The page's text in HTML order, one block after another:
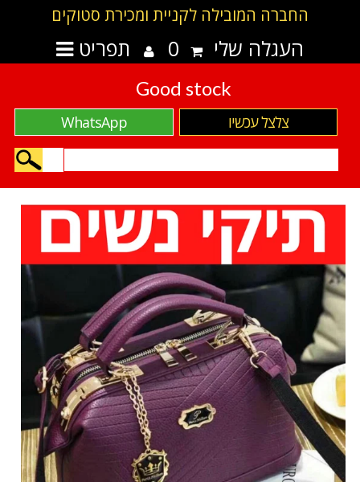
החברה המובילה לקניית ומכירת סטוקים
תפריט העגלה שלי 0
Good stock
WhatsApp צלצל עכשיו